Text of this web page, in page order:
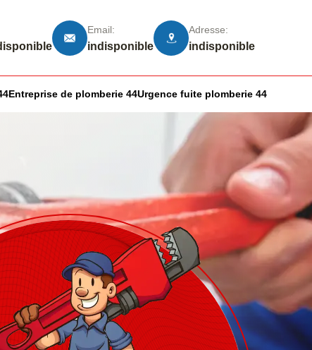
Email:
indisponible
Adresse:
indisponible
Entreprise de plomberie 44Urgence fuite plomberie 44